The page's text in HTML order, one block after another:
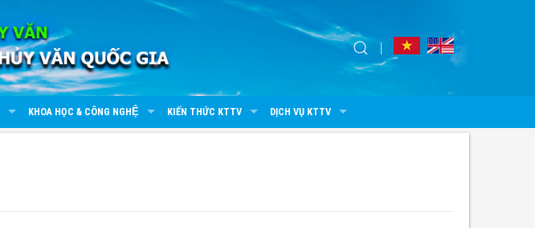
KHOA HỌC & CÔNG NGHỆ KIẾN THỨC KTTV DỊCH VỤ KTTV